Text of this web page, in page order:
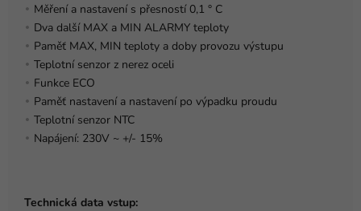
Měření a nastavení s přesností 0,1 ° C
Dva další MAX a MIN ALARMY teploty
Paměť MAX, MIN teploty a doby provozu výstupu
Teplotní senzor z nerez oceli
Funkce ECO
Paměť nastavení a nastavení po výpadku proudu
Teplotní senzor NTC
Napájení: 230V ~ +/- 15%
Technická data vstup: